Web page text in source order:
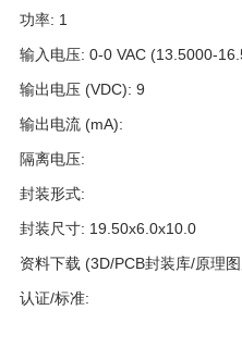
功率: 1
输入电压:0-0 VAC (13.5000-
输出电压 (VDC): 9
输出电流 (mA):
隔离电压:
封装形式:
封装尺寸: 19.50x6.0x10.0
资料下载 (3D/PCB封装库/原理
认证/标准: